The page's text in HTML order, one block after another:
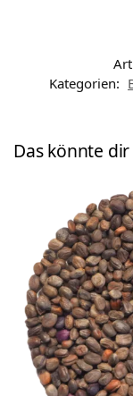
Kategorien:
Das könnte